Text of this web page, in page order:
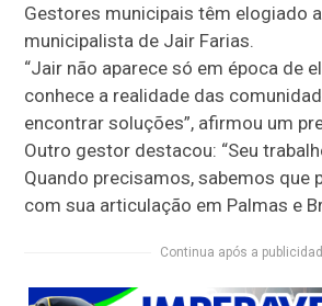
Gestores municipais têm elogiado
municipalista de Jair Farias.
“Jair não aparece só em época de
conhece a realidade das
encontrar soluções”, afirmou um
Outro gestor destacou: “Seu
Quando precisamos, sabemos que
com sua articulação em Palmas e
Continua após a